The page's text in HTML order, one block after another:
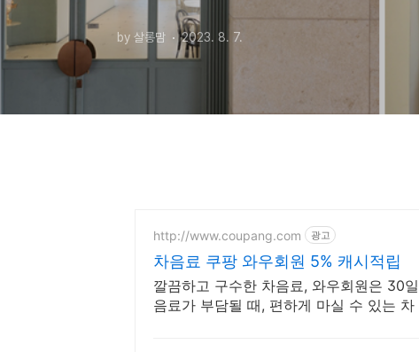
by 살롱맘 2023. 8. 7.
http://www.coupang.com 광고
차음료 쿠팡 와우회원 5% 캐시적립
깔끔하고 구수한 차음료, 와우회원은 30
음료가 부담될 때, 편하게 마실 수 있는